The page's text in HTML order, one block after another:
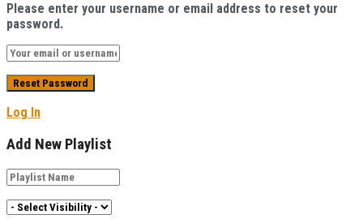
Please enter your username or email address to reset your
password.
Log In
Add New Playlist